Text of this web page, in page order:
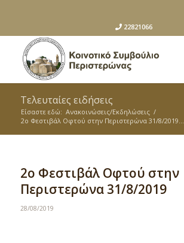
22821066
Τελευταίες ειδήσεις
Είσαστε εδώ: Ανακοινώσεις/Εκδηλώσεις /
2ο Φεστιβάλ Οφτού στην Περιστερώνα 31/8/2019...
2ο Φεστιβάλ Οφτού στην
Περιστερώνα 31/8/2019
28/08/2019